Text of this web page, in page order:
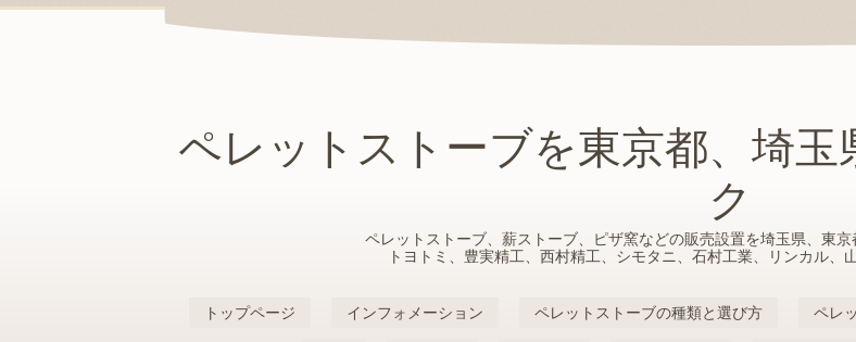
ペレットストーブを東京都、埼
ク
ペレットストーブ、薪ストーブ、ピザ窯などの販売設置を埼玉県、東京
トヨトミ、豊実精工、西村精工、シモタニ、石村工業、リンカル、
トップページ インフォメーション ペレットストーブの種類と選び方 ペレ